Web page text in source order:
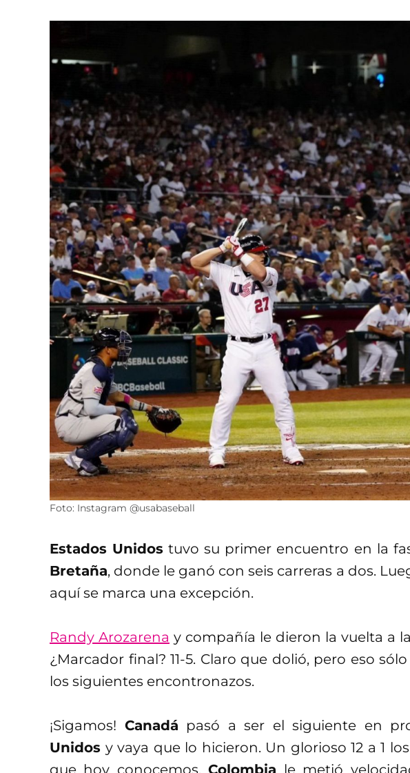
Foto: Instagram @usabaseball
Estados Unidos tuvo su primer encuentro en la
Bretaña, donde le ganó con seis carreras a dos.
aquí se marca una excepción.
Randy Arozarena y compañía le dieron la vuelta a
¿Marcador final? 11-5. Claro que dolió, pero eso
los siguientes encontronazos.
¡Sigamos! Canadá pasó a ser el siguiente en
Unidos y vaya que lo hicieron. Un glorioso 12 a 1